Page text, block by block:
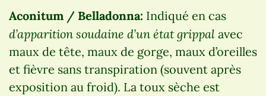
Aconitum / Belladonna: Indiqué en cas
d’apparition soudaine d’un état grippal avec
maux de tête, maux de gorge, maux d’oreilles
et fièvre sans transpiration (souvent après
exposition au froid). La toux sèche est